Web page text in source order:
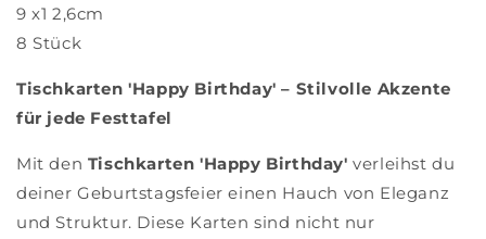
9 x1 2,6cm
8 Stück
Tischkarten 'Happy Birthday' – Stilvolle Akzente
für jede Festtafel
Mit den Tischkarten 'Happy Birthday' verleihst du
deiner Geburtstagsfeier einen Hauch von Eleganz
und Struktur. Diese Karten sind nicht nur